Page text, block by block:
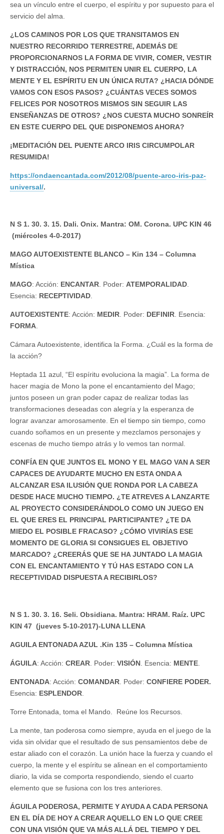
sea un vínculo entre el cuerpo, el espíritu y por supuesto para el
servicio del alma.
¿LOS CAMINOS POR LOS QUE TRANSITAMOS EN
NUESTRO RECORRIDO TERRESTRE, ADEMÁS DE
PROPORCIONARNOS LA FORMA DE VIVIR, COMER, VESTIR
Y DISTRACCIÓN, NOS PERMITEN UNIR EL CUERPO, LA
MENTE Y EL ESPÍRITU EN UN ÚNICA RUTA? ¿HACIA DÓNDE
VAMOS CON ESOS PASOS? ¿CUÁNTAS VECES SOMOS
FELICES POR NOSOTROS MISMOS SIN SEGUIR LAS
ENSEÑANZAS DE OTROS? ¿NOS CUESTA MUCHO SONREÍR
EN ESTE CUERPO DEL QUE DISPONEMOS AHORA?
¡MEDITACIÓN DEL PUENTE ARCO IRIS CIRCUMPOLAR
RESUMIDA!
https://ondaencantada.com/2012/08/puente-arco-iris-paz-
universal/.
N S 1. 30. 3. 15. Dali. Onix. Mantra: OM. Corona. UPC KIN 46
(miércoles 4-0-2017)
MAGO AUTOEXISTENTE BLANCO – Kin 134 – Columna
Mística
MAGO: Acción: ENCANTAR. Poder: ATEMPORALIDAD.
Esencia: RECEPTIVIDAD.
AUTOEXISTENTE: Acción: MEDIR. Poder: DEFINIR. Esencia:
FORMA.
Cámara Autoexistente, identifica la Forma. ¿Cuál es la forma de
la acción?
Heptada 11 azul, “El espíritu evoluciona la magia”. La forma de
hacer magia de Mono la pone el encantamiento del Mago;
juntos poseen un gran poder capaz de realizar todas las
transformaciones deseadas con alegría y la esperanza de
lograr avanzar amorosamente. En el tiempo sin tiempo, como
cuando soñamos en un presente y mezclamos personajes y
escenas de mucho tiempo atrás y lo vemos tan normal.
CONFÍA EN QUE JUNTOS EL MONO Y EL MAGO VAN A SER
CAPACES DE AYUDARTE MUCHO EN ESTA ONDA A
ALCANZAR ESA ILUSIÓN QUE RONDA POR LA CABEZA
DESDE HACE MUCHO TIEMPO. ¿TE ATREVES A LANZARTE
AL PROYECTO CONSIDERÁNDOLO COMO UN JUEGO EN
EL QUE ERES EL PRINCIPAL PARTICIPANTE? ¿TE DA
MIEDO EL POSIBLE FRACASO? ¿CÓMO VIVIRÍAS ESE
MOMENTO DE GLORIA SI CONSIGUES EL OBJETIVO
MARCADO? ¿CREERÁS QUE SE HA JUNTADO LA MAGIA
CON EL ENCANTAMIENTO Y TÚ HAS ESTADO CON LA
RECEPTIVIDAD DISPUESTA A RECIBIRLOS?
N S 1. 30. 3. 16. Seli. Obsidiana. Mantra: HRAM. Raíz. UPC
KIN 47 (jueves 5-10-2017)-LUNA LLENA
AGUILA ENTONADA AZUL .Kin 135 – Columna Mística
ÁGUILA: Acción: CREAR. Poder: VISIÓN. Esencia: MENTE.
ENTONADA: Acción: COMANDAR. Poder: CONFIERE PODER.
Esencia: ESPLENDOR.
Torre Entonada, toma el Mando. Reúne los Recursos.
La mente, tan poderosa como siempre, ayuda en el juego de la
vida sin olvidar que el resultado de sus pensamientos debe de
estar aliado con el corazón. La unión hace la fuerza y cuando el
cuerpo, la mente y el espíritu se alinean en el comportamiento
diario, la vida se comporta respondiendo, siendo el cuarto
elemento que se fusiona con los tres anteriores.
ÁGUILA PODEROSA, PERMITE Y AYUDA A CADA PERSONA
EN EL DÍA DE HOY A CREAR AQUELLO EN LO QUE CREE
CON UNA VISIÓN QUE VA MÁS ALLÁ DEL TIEMPO Y DEL